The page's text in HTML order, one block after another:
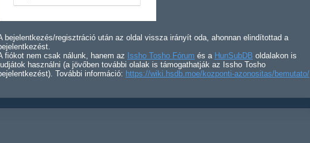
bejelentkezés/regisztráció után az oldal vissza irányít oda, ahonnan elindítottad a
fiókot nem csak nálunk, hanem az Issho Tosho Fórum és a HunSubDB oldalakon is
használni (a jövőben további olalak is támogathatják az Issho Tosho
További információ: https://wiki.hsdb.moe/kozponti-azonositas/bemutato/